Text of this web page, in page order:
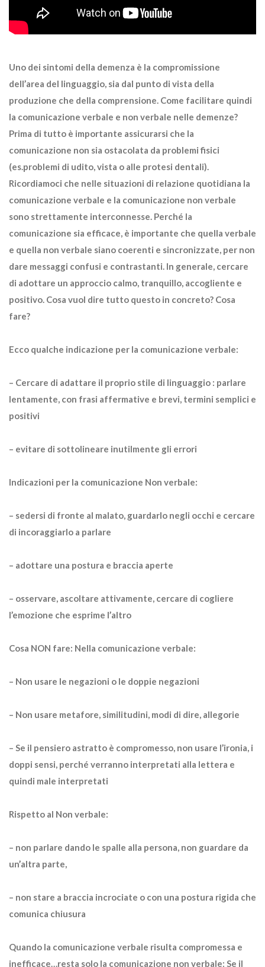
Uno dei sintomi della demenza è la compromissione
dell’area del linguaggio, sia dal punto di vista della
produzione che della comprensione. Come facilitare quindi
la comunicazione verbale e non verbale nelle demenze?
Prima di tutto è importante assicurarsi che la
comunicazione non sia ostacolata da problemi fisici
(es.problemi di udito, vista o alle protesi dentali).
Ricordiamoci che nelle situazioni di relazione quotidiana la
comunicazione verbale e la comunicazione non verbale
sono strettamente interconnesse. Perché la
comunicazione sia efficace, è importante che quella verbale
e quella non verbale siano coerenti e sincronizzate, per non
dare messaggi confusi e contrastanti. In generale, cercare
di adottare un approccio calmo, tranquillo, accogliente e
positivo. Cosa vuol dire tutto questo in concreto? Cosa
fare?
Ecco qualche indicazione per la comunicazione verbale:
– Cercare di adattare il proprio stile di linguaggio : parlare
lentamente, con frasi affermative e brevi, termini semplici e
positivi
– evitare di sottolineare inutilmente gli errori
Indicazioni per la comunicazione Non verbale:
– sedersi di fronte al malato, guardarlo negli occhi e cercare
di incoraggiarlo a parlare
– adottare una postura e braccia aperte
– osservare, ascoltare attivamente, cercare di cogliere
l’emozione che esprime l’altro
Cosa NON fare: Nella comunicazione verbale:
– Non usare le negazioni o le doppie negazioni
– Non usare metafore, similitudini, modi di dire, allegorie
– Se il pensiero astratto è compromesso, non usare l’ironia, i
doppi sensi, perché verranno interpretati alla lettera e
quindi male interpretati
Rispetto al Non verbale:
– non parlare dando le spalle alla persona, non guardare da
un’altra parte,
– non stare a braccia incrociate o con una postura rigida che
comunica chiusura
Quando la comunicazione verbale risulta compromessa e
inefficace…resta solo la comunicazione non verbale: Se il